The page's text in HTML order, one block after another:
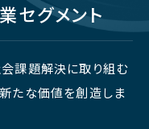
セグメント
課題解決に取り組む
たな価値を創造しま